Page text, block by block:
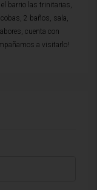
el barrio las trinitarias,
2 baños, sala,
cuenta con
a visitarlo!